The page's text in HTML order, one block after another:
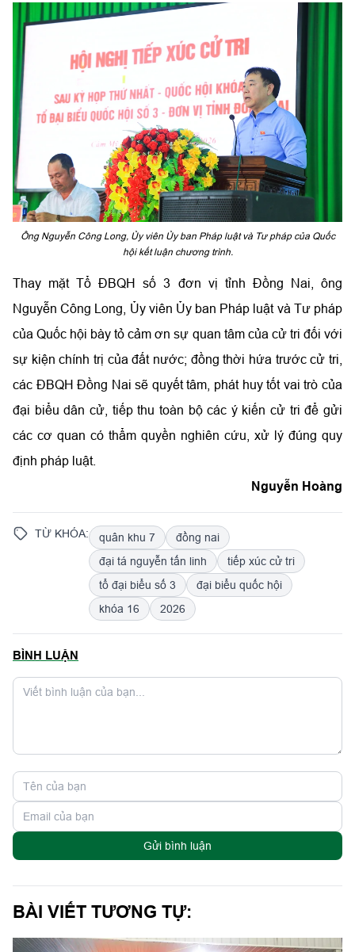
Ông Nguyễn Công Long, Ủy viên Ủy ban Pháp luật và Tư pháp của Quốc
hội kết luận chương trình.
Thay mặt Tổ ĐBQH số 3 đơn vị tỉnh Đồng Nai, ông
Nguyễn Công Long, Ủy viên Ủy ban Pháp luật và Tư pháp
của Quốc hội bày tỏ cảm ơn sự quan tâm của cử tri đối với
sự kiện chính trị của đất nước; đồng thời hứa trước cử tri,
các ĐBQH Đồng Nai sẽ quyết tâm, phát huy tốt vai trò của
đại biểu dân cử, tiếp thu toàn bộ các ý kiến cử tri để gửi
các cơ quan có thẩm quyền nghiên cứu, xử lý đúng quy
định pháp luật.
Nguyễn Hoàng
TỪ KHÓA: quân khu 7
đồng nai
đại tá nguyễn tấn linh
tiếp xúc cử tri
tổ đại biểu số 3
đại biểu quốc hội
khóa 16
2026
BÌNH LUẬN
Gửi bình luận
BÀI VIẾT TƯƠNG TỰ: